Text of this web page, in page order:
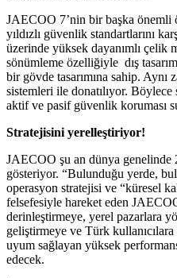
JAECOO 7’nin bir başka
yıldızlı güvenlik standartlarını
üzerinde yüksek dayanımlı çelik
sönümleme özelliğiyle dış
bir gövde tasarımına sahip. Aynı
sistemleri ile donatılıyor.
aktif ve pasif güvenlik koruması
Stratejisini yerelleştiriyor!
JAECOO şu an dünya genelinde
gösteriyor. “Bulunduğu yerde,
operasyon stratejisi ve “küresel
felsefesiyle hareket eden
derinleştirmeye, yerel pazarlara
geliştirmeye ve Türk
uyum sağlayan yüksek
edecek.